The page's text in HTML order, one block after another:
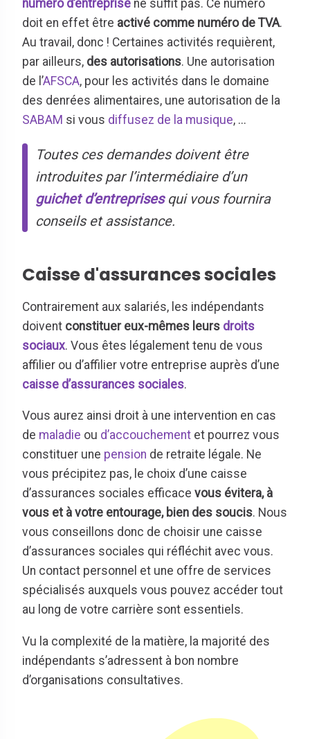
numéro d’entreprise ne suffit pas. Ce numéro
doit en effet être activé comme numéro de TVA.
Au travail, donc ! Certaines activités requièrent,
par ailleurs, des autorisations. Une autorisation
de l’AFSCA, pour les activités dans le domaine
des denrées alimentaires, une autorisation de la
SABAM si vous diffusez de la musique, ...
Toutes ces demandes doivent être
introduites par l’intermédiaire d’un
guichet d’entreprisesqui vous fournira
conseils et assistance.
Caisse d'assurances sociales
Contrairement aux salariés, les indépendants
doivent constituer eux-mêmes leurs droits
sociaux. Vous êtes légalement tenu de vous
affilier ou d’affilier votre entreprise auprès d’une
caisse d’assurances sociales.
Vous aurez ainsi droit à une intervention en cas
de maladie ou d’accouchement et pourrez vous
constituer une pension de retraite légale. Ne
vous précipitez pas, le choix d’une caisse
d’assurances sociales efficace vous évitera, à
vous et à votre entourage, bien des soucis. Nous
vous conseillons donc de choisir une caisse
d’assurances sociales qui réfléchit avec vous.
Un contact personnel et une offre de services
spécialisés auxquels vous pouvez accéder tout
au long de votre carrière sont essentiels.
Vu la complexité de la matière, la majorité des
indépendants s’adressent à bon nombre
d’organisations consultatives.